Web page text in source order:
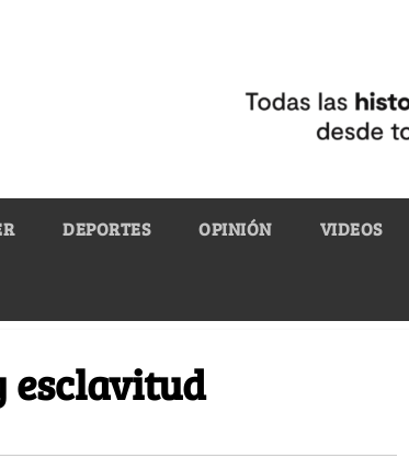
DEPORTES OPINIÓN VIDEOS
esclavitud